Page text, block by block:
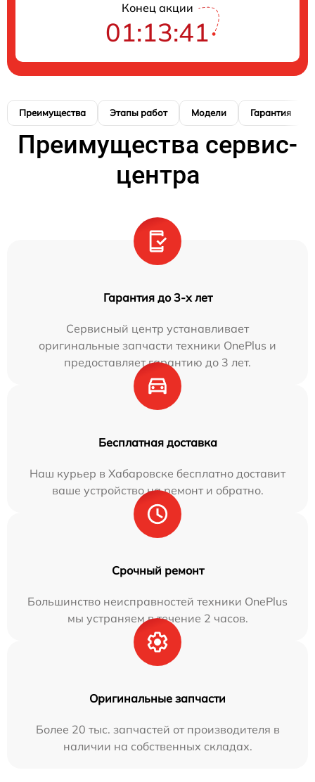
Конец акции
01:13:40
Преимущества Этапы работ Модели Гарантия
Преимущества сервис-
центра
Гарантия до 3-х лет
Сервисный центр устанавливает
оригинальные запчасти техники OnePlus и
предоставляет гарантию до 3 лет.
Бесплатная доставка
Наш курьер в Хабаровске бесплатно доставит
ваше устройство на ремонт и обратно.
Срочный ремонт
Большинство неисправностей техники OnePlus
мы устраняем в течение 2 часов.
Оригинальные запчасти
Более 20 тыс. запчастей от производителя в
наличии на собственных складах.